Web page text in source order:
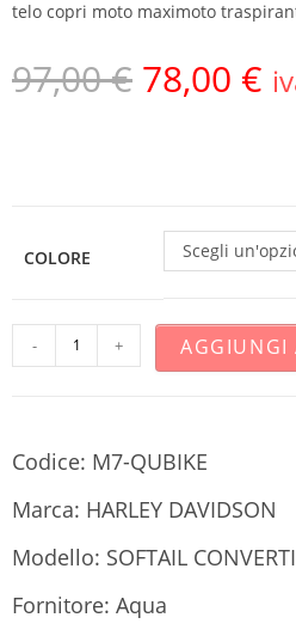
telo copri moto maximoto
97,00€ 78,00 €
COLORE Scegli
- + AGGIUNGI
Codice: M7-QUBIKE
Marca: HARLEY DAVIDSON
Modello: SOFTAIL
Fornitore: Aqua